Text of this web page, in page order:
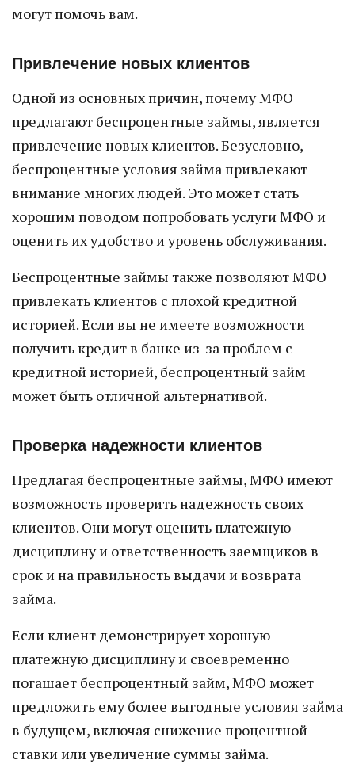
могут помочь вам.
Привлечение новых клиентов
Одной из основных причин, почему МФО
предлагают беспроцентные займы, является
привлечение новых клиентов. Безусловно,
беспроцентные условия займа привлекают
внимание многих людей. Это может стать
хорошим поводом попробовать услуги МФО и
оценить их удобство и уровень обслуживания.
Беспроцентные займы также позволяют МФО
привлекать клиентов с плохой кредитной
историей. Если вы не имеете возможности
получить кредит в банке из-за проблем с
кредитной историей, беспроцентный займ
может быть отличной альтернативой.
Проверка надежности клиентов
Предлагая беспроцентные займы, МФО имеют
возможность проверить надежность своих
клиентов. Они могут оценить платежную
дисциплину и ответственность заемщиков в
срок и на правильность выдачи и возврата
займа.
Если клиент демонстрирует хорошую
платежную дисциплину и своевременно
погашает беспроцентный займ, МФО может
предложить ему более выгодные условия займа
в будущем, включая снижение процентной
ставки или увеличение суммы займа.